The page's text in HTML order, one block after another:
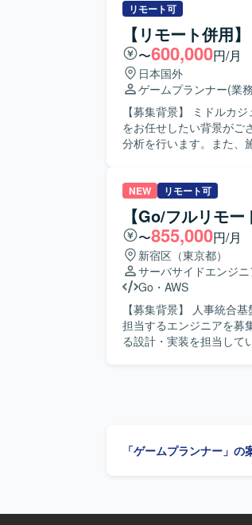
査・修正も担当してい
を行っていただきます
の新機能実装および既
データ集計ツールの作成
す。インフラの保守・運
ミドルウェアの定期ア
びインスタンス最適化も行っていただきます。
がらユーザ思考でのも
良い形に持っていく気
ならない方、工数と効果のバ
発、インフラ運用まで幅
ながら、企画部門とも連携し
語はJava、フレームワ
用し、バージョン管理に
リモート可
【リモート併用
〜600,000円/月
日本国外
ゲームプランナー(業
【募集背景】 ミドルカ
をお任せしたい背景がございます。 【作業内容】 売上、DAU、継続
分析を行います。また、
アントとの折衝、要件
【求める人物像】 クラ
関係者と円滑にコミュ
課題を特定し、改善案を立案できる方を求
ルゲームの運営において
主体的に関わることが
リードプランナーとしてのキャリ
ュアルゲームの運営プ
う環境で業務を進めてい
NEW リモート可
【Go/フルリモ
〜855,000円/月
新宿区（東京都）
サーバサイドエンジニ
Go ・ AWS
【募集背景】 人事統合
担当するエンジニアを募集します。 【作業内容】 人事統合基盤のバ
る設計・実装を担当して
基盤において、中核となるバッ
「ゲームプランナー」の